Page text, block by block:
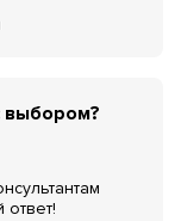
выбором?
ответ!